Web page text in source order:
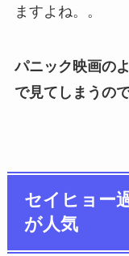
ますよね。。
パニック映画の
で見てしまうの
セイヒョー
が人気